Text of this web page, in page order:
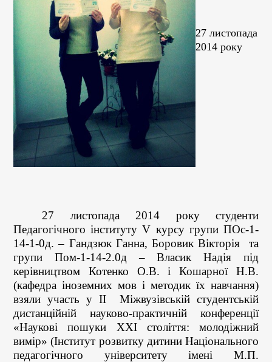
27 листопада
2014 року
27 листопада 2014 року студенти
Педагогічного інституту V курсу групи ПОс-1-
14-1-0д. – Гандзюк Ганна, Боровик Вікторія та
групи Пом-1-14-2.0д – Власик Надія під
керівництвом Котенко О.В. і Кошарної Н.В.
(кафедра іноземних мов і методик їх навчання)
взяли участь у ІІ Міжвузівській студентській
дистанційній науково-практичній конференції
«Наукові пошуки ХХІ століття: молодіжний
вимір» (Інститут розвитку дитини Національного
педагогічного університету імені М.П.